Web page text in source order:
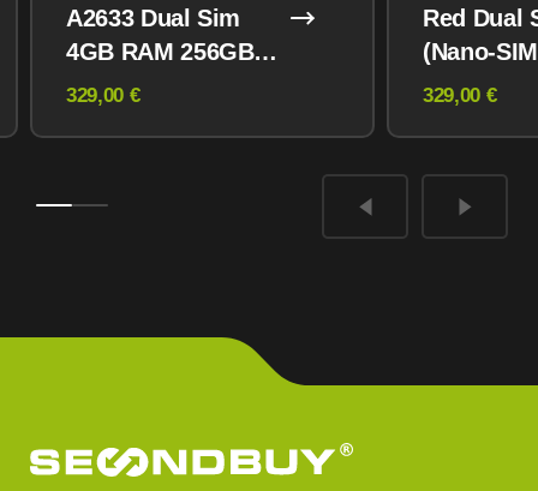
A2633 Dual Sim
4GB RAM 256GB
Midnight
329,00 €
Red Dual
(Nano-
eSIM)
329,00 €